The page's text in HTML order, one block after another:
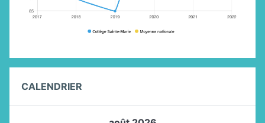
CALENDRIER